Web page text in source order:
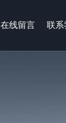
在线留言 联系